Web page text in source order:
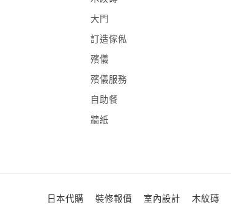
大門
訂造傢俬
殯儀
殯儀服務
自助餐
牆紙
日本代購 裝修報價 室內設計 木紋磚